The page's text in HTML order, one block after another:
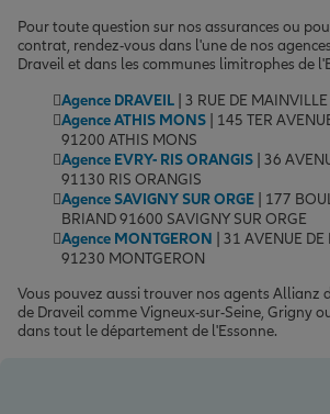
Pour toute question sur nos assurances ou
contrat, rendez-vous dans l'une de nos
Draveil et dans les communes limitrophes de
Agence DRAVEIL | 3 RUE DE
Agence ATHIS MONS | 145 TER
91200 ATHIS MONS
Agence EVRY- RIS ORANGIS | 36
91130 RIS ORANGIS
Agence SAVIGNY SUR ORGE | 177
BRIAND 91600 SAVIGNY SUR ORGE
Agence MONTGERON | 31 AVENUE
91230 MONTGERON
Vous pouvez aussi trouver nos agents Allianz
de Draveil comme Vigneux-sur-Seine, Grigny
dans tout le département de l'Essonne.